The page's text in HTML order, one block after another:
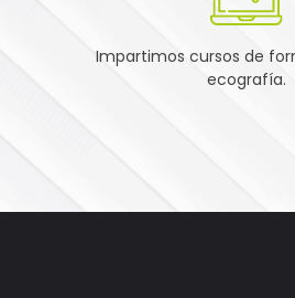
Impartimos cursos de
ecografía.